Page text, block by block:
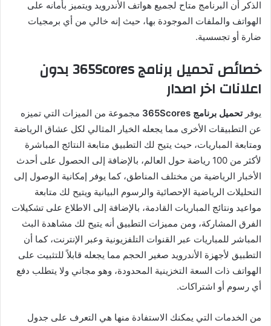
الذكر أن البرنامج متاح لجميع هواتف الأندرويد ويتميز بأمانه على
الهواتف والملفات الموجودة بها، حيث إنه خالي من أي برمجيات
ضارة أو تجسسية.
خصائص تحميل برنامج 365Scores بدون
اعلانات اخر اصدار
يوفرتحميل برنامج 365Scores
مجموعة من الميزات التي تميزه
عن التطبيقات الأخرى مما يجعله الخيار المثالي لكل عشاق الرياضة
ومتابعة المباريات، حيث يتيح لك التطبيق متابعة النتائج المباشرة
لأكثر من 100 رياضة حول العالم، بالإضافة إلى الحصول على أحدث
الأخبار الرياضية من مختلف المناطق، كما يوفر إمكانية الوصول إلى
التحليلات الرياضية الإحصائية والرسوم البيانية ويتيح لك متابعة
مواعيد ونتائج المباريات القادمة، بالإضافة إلى الاطلاع على تشكيلات
الفرق المشاركة، ومن مميزات التطبيق أنه يتيح لك مشاهدة البث
المباشر للمباريات عبر القنوات التلفزيونية وعبر الإنترنت، كما أن
التطبيق لأجهزة الأندرويد صغير الحجم مما يجعله قابلاً للتثبيت على
الهواتف ذات السعة التخزينية المحدودة، وهو مجاني ولا يتطلب دفع
أي رسوم أو اشتراكات.
من الخدمات التي يمكنك الاستفادة منها هي التعرف على جدول